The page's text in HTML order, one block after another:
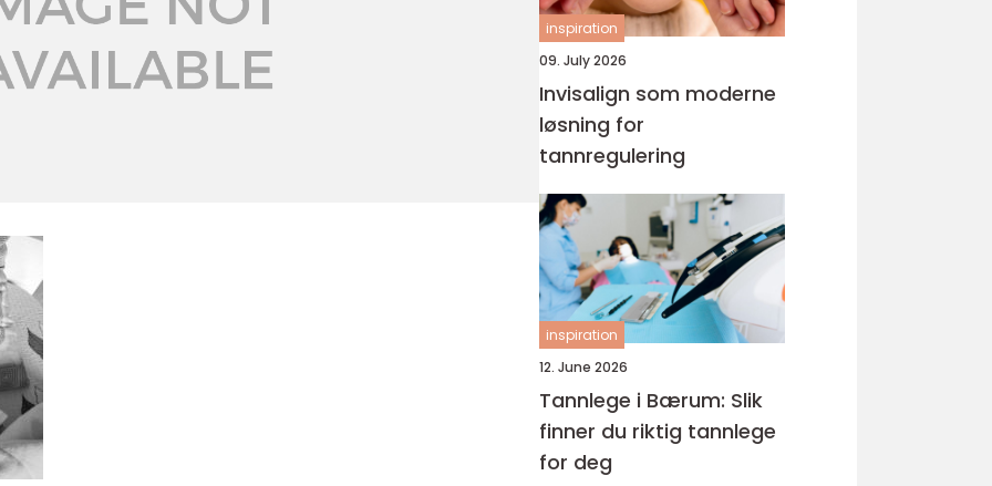
inspiration
09. July 2026
Invisalign som moderne
løsning for
tannregulering
inspiration
12. June 2026
Tannlege i Bærum: Slik
finner du riktig tannlege
for deg